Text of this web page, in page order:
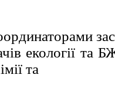
екології та
та